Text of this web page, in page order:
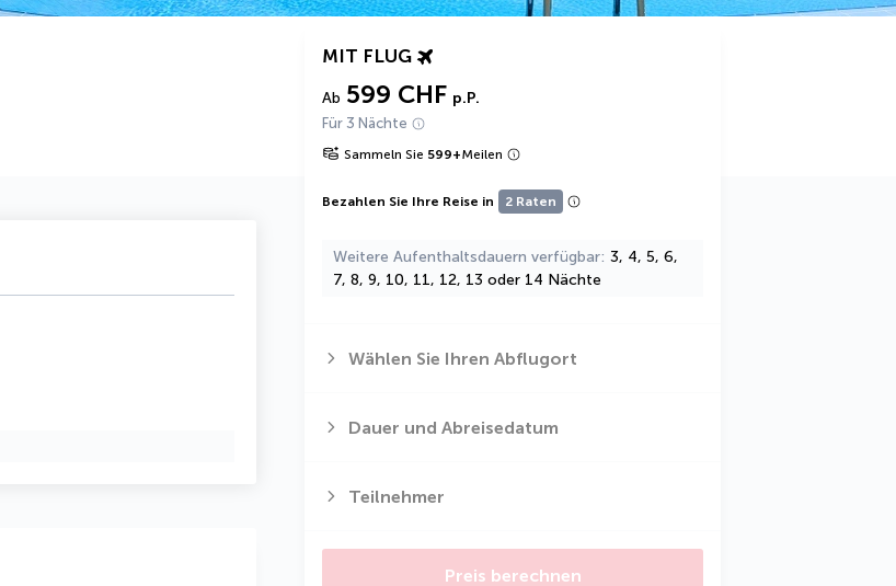
MIT FLUG
Ab 599 CHF p.P.
Für 3 Nächte
Sammeln Sie 599+Meilen
Bezahlen Sie Ihre Reise in 2 Raten
Weitere Aufenthaltsdauern verfügbar 3, 4, 5, 6,
7, 8, 9, 10, 11, 12, 13 oder 14 Nächte
Wählen Sie Ihren Abflugort
Dauer und Abreisedatum
Teilnehmer
Preis berechnen